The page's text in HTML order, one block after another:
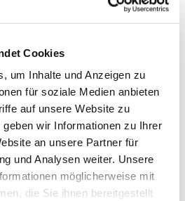
Cookies
um Inhalte und Anzeigen zu
für soziale Medien anbieten
auf unsere Website zu
wir Informationen zu Ihrer
an unsere Partner für
und Analysen weiter. Unsere
möglicherweise mit
die Sie ihnen bereitgestellt
Sie auch